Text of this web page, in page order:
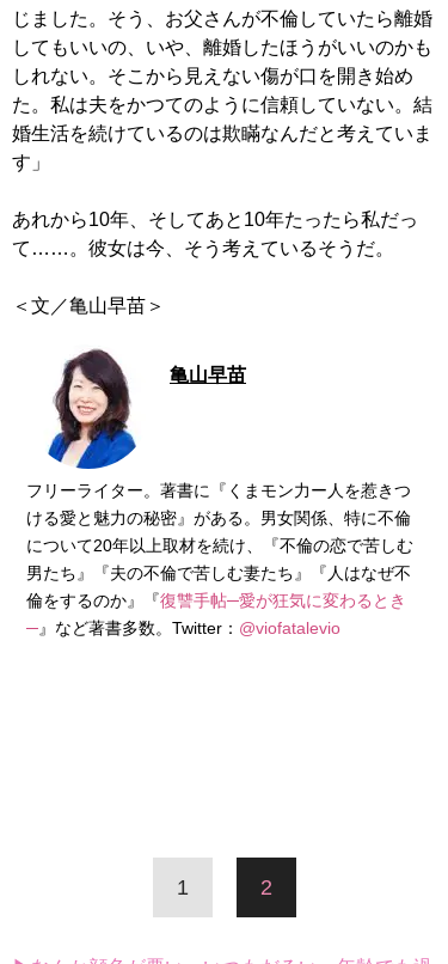
じました。そう、お父さんが不倫していたら離婚
してもいいの、いや、離婚したほうがいいのかも
しれない。そこから見えない傷が口を開き始め
た。私は夫をかつてのように信頼していない。結
婚生活を続けているのは欺瞞なんだと考えていま
す」
あれから10年、そしてあと10年たったら私だっ
て……。彼女は今、そう考えているそうだ。
＜文／亀山早苗＞
亀山早苗
フリーライター。著書に『くまモン力ー人を惹きつ
ける愛と魅力の秘密』がある。男女関係、特に不倫
について20年以上取材を続け、『不倫の恋で苦しむ
男たち』『夫の不倫で苦しむ妻たち』『人はなぜ不
倫をするのか』『復讐手帖─愛が狂気に変わるとき
─』など著書多数。Twitter： @viofatalevio
1 2